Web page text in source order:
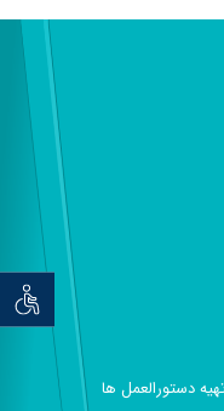
توان
دستورالعمل ها